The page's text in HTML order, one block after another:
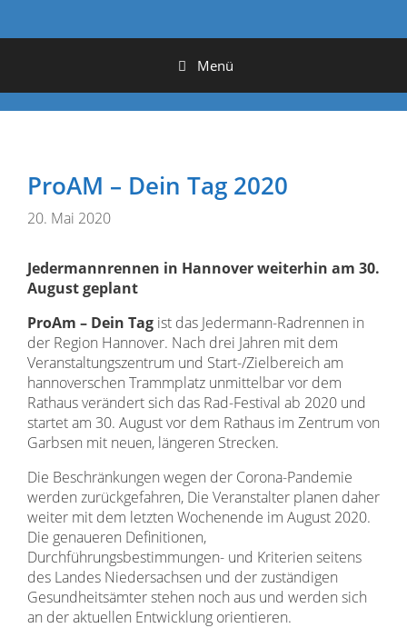
Menü
ProAM – Dein Tag 2020
20. Mai 2020
Jedermannrennen in Hannover weiterhin am 30.
August geplant
ProAm – Dein Tag ist das Jedermann-Radrennen in
der Region Hannover. Nach drei Jahren mit dem
Veranstaltungszentrum und Start-/Zielbereich am
hannoverschen Trammplatz unmittelbar vor dem
Rathaus verändert sich das Rad-Festival ab 2020 und
startet am 30. August vor dem Rathaus im Zentrum von
Garbsen mit neuen, längeren Strecken.
Die Beschränkungen wegen der Corona-Pandemie
werden zurückgefahren, Die Veranstalter planen daher
weiter mit dem letzten Wochenende im August 2020.
Die genaueren Definitionen,
Durchführungsbestimmungen- und Kriterien seitens
des Landes Niedersachsen und der zuständigen
Gesundheitsämter stehen noch aus und werden sich
an der aktuellen Entwicklung orientieren.